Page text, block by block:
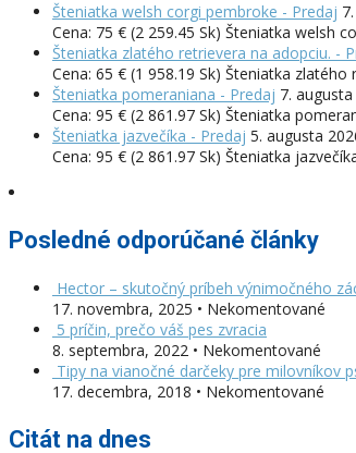
Šteniatka welsh corgi pembroke - Predaj
Cena: 75 € (2 259.45 Sk) Šteniatka welsh
Šteniatka zlatého retrievera na adopciu. -
Cena: 65 € (1 958.19 Sk) Šteniatka
Šteniatka pomeraniana - Predaj 7.
Cena: 95 € (2 861.97 Sk) Šteniatka
Šteniatka jazvečíka - Predaj 5. augusta
Cena: 95 € (2 861.97 Sk) Šteniatka
Posledné odporúčané články
Hector – skutočný príbeh výnimočného
17. novembra, 2025 • Nekomentované
5 príčin, prečo váš pes zvracia
8. septembra, 2022 • Nekomentované
Tipy na vianočné darčeky pre milovníkov
17. decembra, 2018 • Nekomentované
Citát na dnes